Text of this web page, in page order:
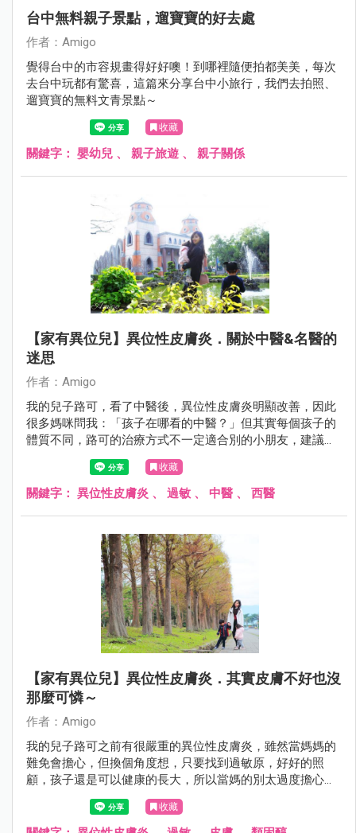
台中無料親子景點，遛寶寶的好去處
作者：Amigo
覺得台中的市容規畫得好好噢！到哪裡隨便拍都美美，每次
去台中玩都有驚喜，這篇來分享台中小旅行，我們去拍照、
遛寶寶的無料文青景點～
收藏
關鍵字： 嬰幼兒 、 親子旅遊 、 親子關係
【家有異位兒】異位性皮膚炎．關於中醫&名醫的
迷思
作者：Amigo
我的兒子路可，看了中醫後，異位性皮膚炎明顯改善，因此
很多媽咪問我：「孩子在哪看的中醫？」但其實每個孩子的
體質不同，路可的治療方式不一定適合別的小朋友，建議家
長還是要請醫生診斷，才能做出最好的醫療處置喔！
收藏
關鍵字： 異位性皮膚炎 、 過敏 、 中醫 、 西醫
【家有異位兒】異位性皮膚炎．其實皮膚不好也沒
那麼可憐～
作者：Amigo
我的兒子路可之前有很嚴重的異位性皮膚炎，雖然當媽媽的
難免會擔心，但換個角度想，只要找到過敏原，好好的照
顧，孩子還是可以健康的長大，所以當媽的別太過度擔心
收藏